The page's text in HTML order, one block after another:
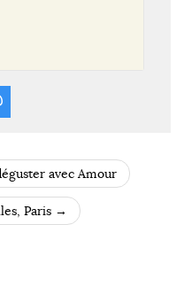
avec Amour
Paris →